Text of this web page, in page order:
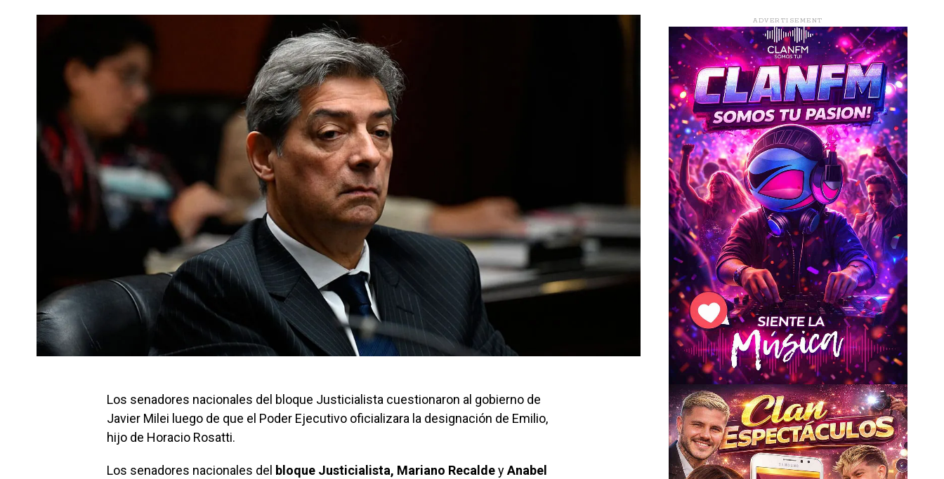
Los senadores nacionales del bloque Justicialista cuestionaron al gobierno de
Javier Milei luego de que el Poder Ejecutivo oficializara la designación de Emilio,
hijo de Horacio Rosatti.
Los senadores nacionales del bloque Justicialista, Mariano RecaldeyAnabel
ADVERTISEMENT